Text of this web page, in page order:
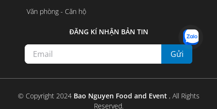
Văn phòng - Căn hộ
ĐĂNG KÍ NHẬN BẢN TIN
Gửi
© Copyright 2024 Bao Nguyen Food and Event , All Rights
Reserved.